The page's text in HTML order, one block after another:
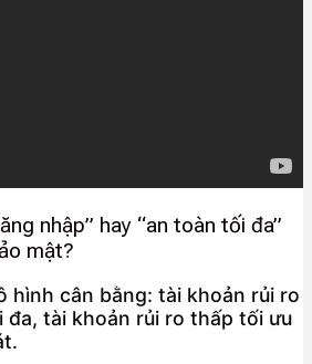
nhập” hay “an toàn tối đa”
mật?
hình cân bằng: tài khoản rủi ro
tài khoản rủi ro thấp tối ưu